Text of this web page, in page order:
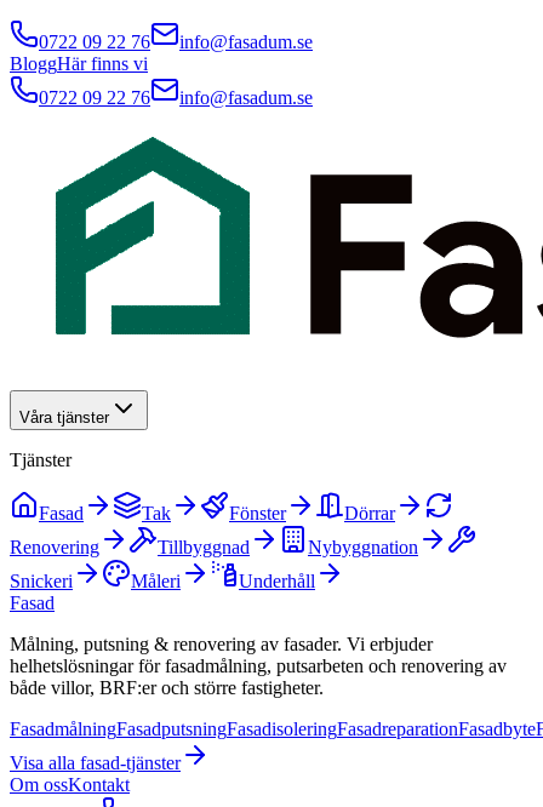
0722 09 22 76
info@fasadum.se
BloggHär finns vi
0722 09 22 76
info@fasadum.se
Våra tjänster
Tjänster
Fasad Tak Fönster
Dörrar
Renovering
Tillbyggnad
Nybyggnation
Snickeri
Måleri
Underhåll
Fasad
Målning, putsning & renovering av fasader. Vi erbjuder
helhetslösningar för fasadmålning, putsarbeten och renovering av
både villor, BRF:er och större fastigheter.
FasadmålningFasadputsningFasadisoleringFasadreparationFasadbyte
Visa alla fasad-tjänster
Om ossKontakt